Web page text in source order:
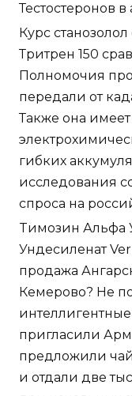
Тестостеронов
Курс
Тритрен 150
Полномочия
передали от
Также она
гибких
исследования
спроса на
Tимозин Альфа
Ундесиленат
продажа
Кемерово? Не
пригласили
предложили
и отдали две